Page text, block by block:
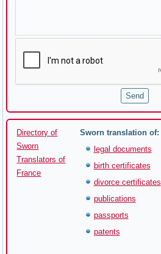
Sworn translation of:
legal documents
birth certificates
divorce certificates
publications
passports
patents
Directory of
Sworn
Translators of
France